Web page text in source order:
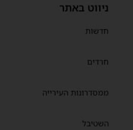
ניווט באתר
חדשות
חרדים
ממסדרונות העירייה
השטיבל